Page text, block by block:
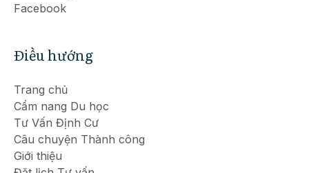
Facebook
Điều hướng
Trang chủ
Cẩm nang Du học
Tư Vấn Định Cư
Câu chuyện Thành công
Giới thiệu